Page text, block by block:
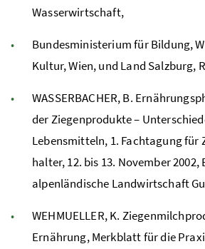
Wasserwirtschaft,
Bundesministerium für Bildung,
Kultur, Wien, und Land Salzburg,
WASSERBACHER, B.
der Ziegenprodukte –
Lebensmitteln, 1. Fachtagung für
halter, 12. bis 13. November
alpenländische Landwirtschaft
WEHMUELLER, K.
Ernährung, Merkblatt für die